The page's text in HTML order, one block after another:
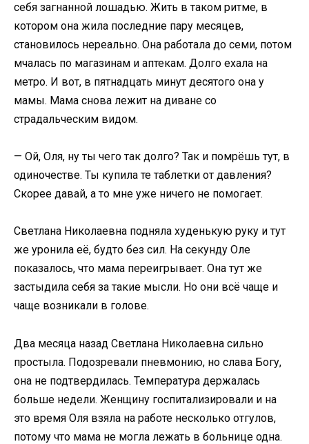
себя загнанной лошадью. Жить в таком ритме, в
котором она жила последние пару месяцев,
становилось нереально. Она работала до семи, потом
мчалась по магазинам и аптекам. Долго ехала на
метро. И вот, в пятнадцать минут десятого она у
мамы. Мама снова лежит на диване со
страдальческим видом.
— Ой, Оля, ну ты чего так долго? Так и помрёшь тут, в
одиночестве. Ты купила те таблетки от давления?
Скорее давай, а то мне уже ничего не помогает.
Светлана Николаевна подняла худенькую руку и тут
же уронила её, будто без сил. На секунду Оле
показалось, что мама переигрывает. Она тут же
застыдила себя за такие мысли. Но они всё чаще и
чаще возникали в голове.
Два месяца назад Светлана Николаевна сильно
простыла. Подозревали пневмонию, но слава Богу,
она не подтвердилась. Температура держалась
больше недели. Женщину госпитализировали и на
это время Оля взяла на работе несколько отгулов,
потому что мама не могла лежать в больнице одна.